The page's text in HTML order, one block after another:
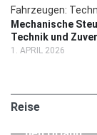
Mechanische
Technik und
1. APRIL 2026
Reise
REISE 2.